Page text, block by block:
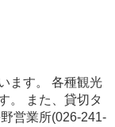
ます。 各種観光
。 また、貸切タ
営業所(026-241-